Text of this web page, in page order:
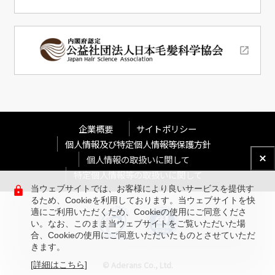
企業概要
サイトポリシー
個人情報及び特定個人情報等保護方針
個人情報の取扱いに関して
特定個人情報等の取扱いに関して
当ウェブサイトでは、お客様により良いサービスを提供す
るため、Cookieを利用しております。当ウェブサイトを快
適にご利用いただくため、Cookieの使用にご同意くださ
い。なお、このまま当ウェブサイトをご覧いただいた場
合、Cookieの使用にご同意いただいたものとさせていただ
きます。
[詳細はこちら]